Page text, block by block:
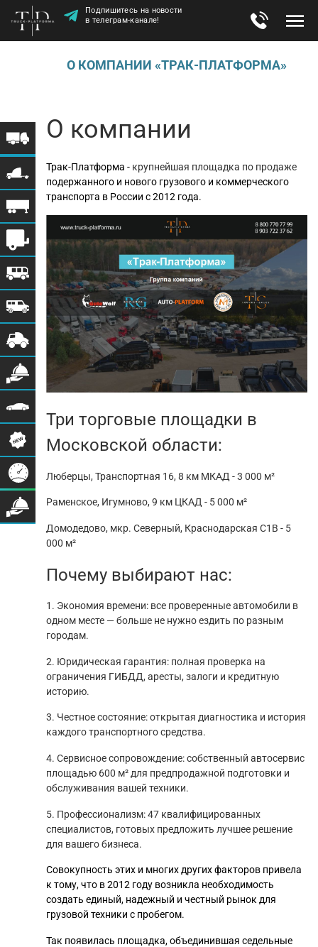
Подпишитесь на новости
в телеграм-канале!
О КОМПАНИИ «ТРАК-ПЛАТФОРМА»
О компании
Трак-Платформа - крупнейшая площадка по продаже
подержанного и нового грузового и коммерческого
транспорта в России с 2012 года.
Три торговые площадки в
Московской области:
Люберцы, Транспортная 16, 8 км МКАД -3 000 м²
Раменское, Игумново, 9 км ЦКАД - 5 000 м²
Домодедово, мкр. Северный, Краснодарская C1B - 5
000 м²
Почему выбирают нас:
1. Экономия времени: все проверенные автомобили в
одном месте — больше не нужно ездить по разным
городам.
2. Юридическая гарантия: полная проверка на
ограничения ГИБДД, аресты, залоги и кредитную
историю.
3. Честное состояние: открытая диагностика и история
каждого транспортного средства.
4. Сервисное сопровождение: собственный автосервис
площадью 600 м² для предпродажной подготовки и
обслуживания вашей техники.
5. Профессионализм: 47 квалифицированных
специалистов, готовых предложить лучшее решение
для вашего бизнеса.
Совокупность этих и многих других факторов привела
к тому, что в 2012 году возникла необходимость
создать единый, надежный и честный рынок для
грузовой техники с пробегом.
Так появилась площадка, объединившая седельные